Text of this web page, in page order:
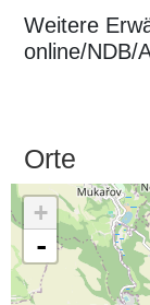
Weitere
online/NDB/
Orte
+
-